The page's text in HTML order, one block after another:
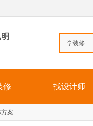
学装修
修 找设计师
方案